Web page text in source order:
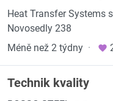
Heat Transfer Systems
Novosedly 238
Méně než 2 týdny ·
Technik kvality